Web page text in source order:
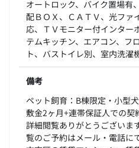
オートロック、バイク置場有
配ＢＯＸ、ＣＡＴＶ、光ファ
応、ＴＶモニター付インター
テムキッチン、エアコン、フ
ト、バストイレ別、室内洗濯
備考
ペット飼育：B棟限定・小型
敷金2ヶ月+連帯保証人での契
詳細閲覧ありがとうございま
覧のご予約はメール・電話に